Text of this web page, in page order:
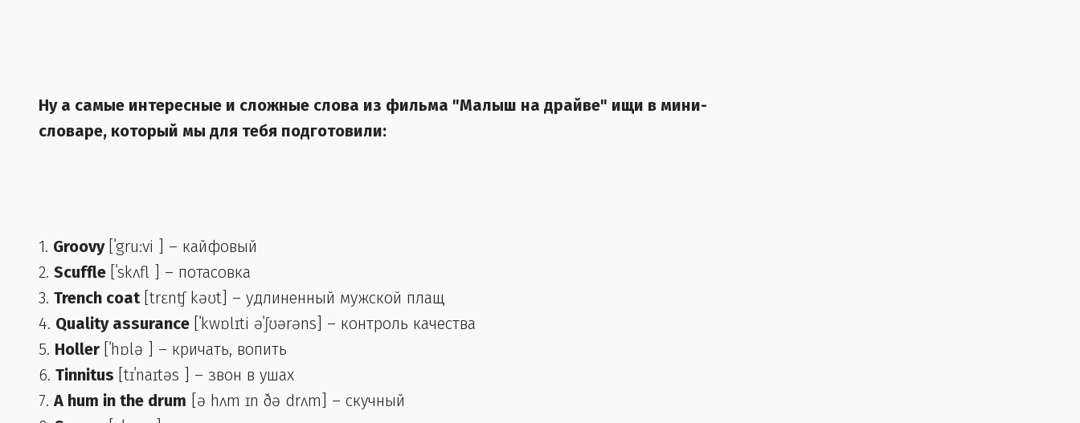
Ну а самые интересные и сложные слова из фильма "Малыш на драйве" ищи в мини-
словаре, который мы для тебя подготовили:
1. Groovy [ˈgruːvi ] – кайфовый
2. Scuffle [ˈskʌfl ] – потасовка
3. Trench coat [trɛnʧ kəʊt] – удлиненный мужской плащ
4. Quality assurance [ˈkwɒlɪti əˈʃʊərəns] – контроль качества
5. Holler [ˈhɒlə ] – кричать, вопить
6. Tinnitus [tɪˈnaɪtəs ] – звон в ушах
7.A hum in the drum [ə hʌm ɪn ðə drʌm] – скучный